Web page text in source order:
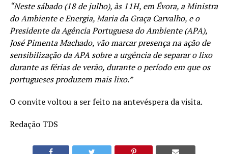
“Neste sábado (18 de julho), às 11H, em Évora, a Ministra
do Ambiente e Energia, Maria da Graça Carvalho, e o
Presidente da Agência Portuguesa do Ambiente (APA),
José Pimenta Machado, vão marcar presença na ação de
sensibilização da APA sobre a urgência de separar o lixo
durante as férias de verão, durante o período em que os
portugueses produzem mais lixo.”
O convite voltou a ser feito na antevéspera da visita.
Redação TDS